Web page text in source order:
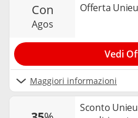
con
agos
Offerta
Maggiori informazioni
Vedi
Sconto